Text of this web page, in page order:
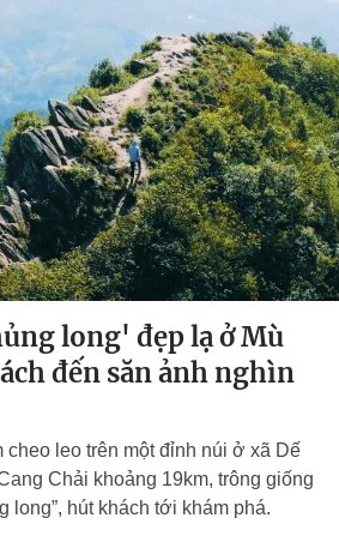
long' đẹp lạ ở Mù
đến săn ảnh nghìn
leo trên một đỉnh núi ở xã Dế
Chải khoảng 19km, trông giống
long”, hút khách tới khám phá.